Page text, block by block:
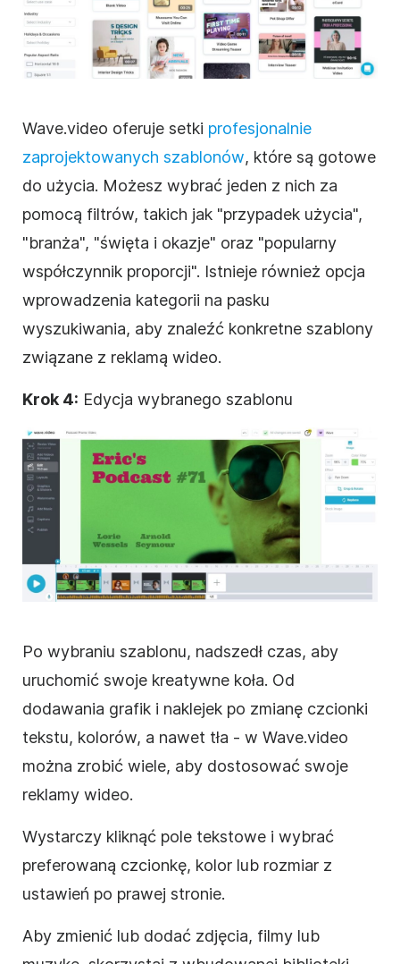
Wave.video oferuje setki profesjonalnie
zaprojektowanych szablonów, które są gotowe
do użycia. Możesz wybrać jeden z nich za
pomocą filtrów, takich jak "przypadek użycia",
"branża", "święta i okazje" oraz "popularny
współczynnik proporcji". Istnieje również opcja
wprowadzenia kategorii na pasku
wyszukiwania, aby znaleźć konkretne szablony
związane z reklamą wideo.
Krok 4: Edycja wybranego szablonu
Po wybraniu szablonu, nadszedł czas, aby
uruchomić swoje kreatywne koła. Od
dodawania grafik i naklejek po zmianę czcionki
tekstu, kolorów, a nawet tła - w Wave.video
można zrobić wiele, aby dostosować swoje
reklamy wideo.
Wystarczy kliknąć pole tekstowe i wybrać
preferowaną czcionkę, kolor lub rozmiar z
ustawień po prawej stronie.
Aby zmienić lub dodać zdjęcia, filmy lub